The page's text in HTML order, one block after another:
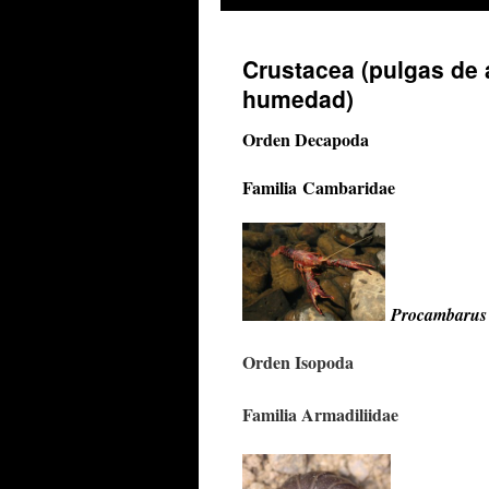
Crustacea (pulgas
humedad)
Orden Decapoda
Familia Cambaridae
Orden Isopoda
Familia Armadiliidae